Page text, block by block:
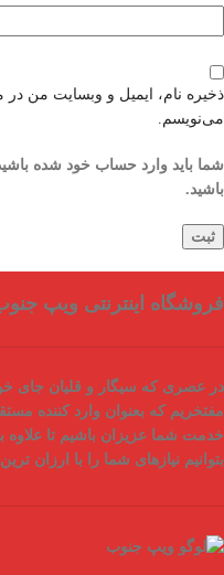
ذخیره نام، ایمیل و وبسایت من در
می‌نویسم.
شما باید وارد حساب خود شده
باشید.
فروشگاه اینترنتی ویپ
در عصری که سیگار و قلیان جای خود
مفتخریم که بعنوان وارد کننده
خدمت شما عزیزان باشیم تا علاوه
بتوانیم نیازهای شما را با
ارزان